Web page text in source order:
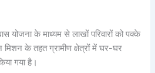
योजना के माध्यम से लाखों परिवारों को पक्के
के तहत ग्रामीण क्षेत्रों में घर-घर
गया है।